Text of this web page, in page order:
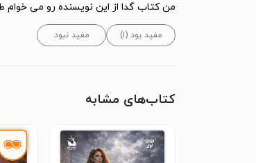
من کتاب گدا از این نویسنده رو می
مفید بود (۱) مفید نبود
کتاب‌های مشابه